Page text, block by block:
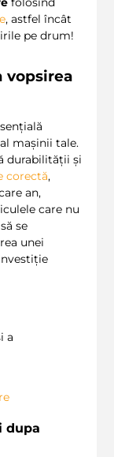
, astfel încât
pe drum!
vopsirea
al mașinii tale.
durabilității și
corectă,
an,
care nu
se
unei
a
dupa